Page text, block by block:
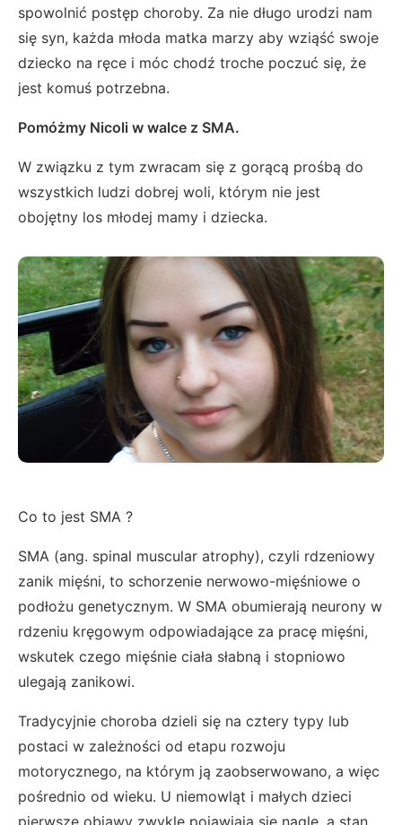
spowolnić postęp choroby. Za nie długo urodzi nam
się syn, każda młoda matka marzy aby wziąść swoje
dziecko na ręce i móc chodź troche poczuć się, że
jest komuś potrzebna.
Pomóżmy Nicoli w walce z SMA.
W związku z tym zwracam się z gorącą prośbą do
wszystkich ludzi dobrej woli, którym nie jest
obojętny los młodej mamy i dziecka.
Co to jest SMA ?
SMA (ang. spinal muscular atrophy), czyli rdzeniowy
zanik mięśni, to schorzenie nerwowo-mięśniowe o
podłożu genetycznym. W SMA obumierają neurony w
rdzeniu kręgowym odpowiadające za pracę mięśni,
wskutek czego mięśnie ciała słabną i stopniowo
ulegają zanikowi.
Tradycyjnie choroba dzieli się na cztery typy lub
postaci w zależności od etapu rozwoju
motorycznego, na którym ją zaobserwowano, a więc
pośrednio od wieku. U niemowląt i małych dzieci